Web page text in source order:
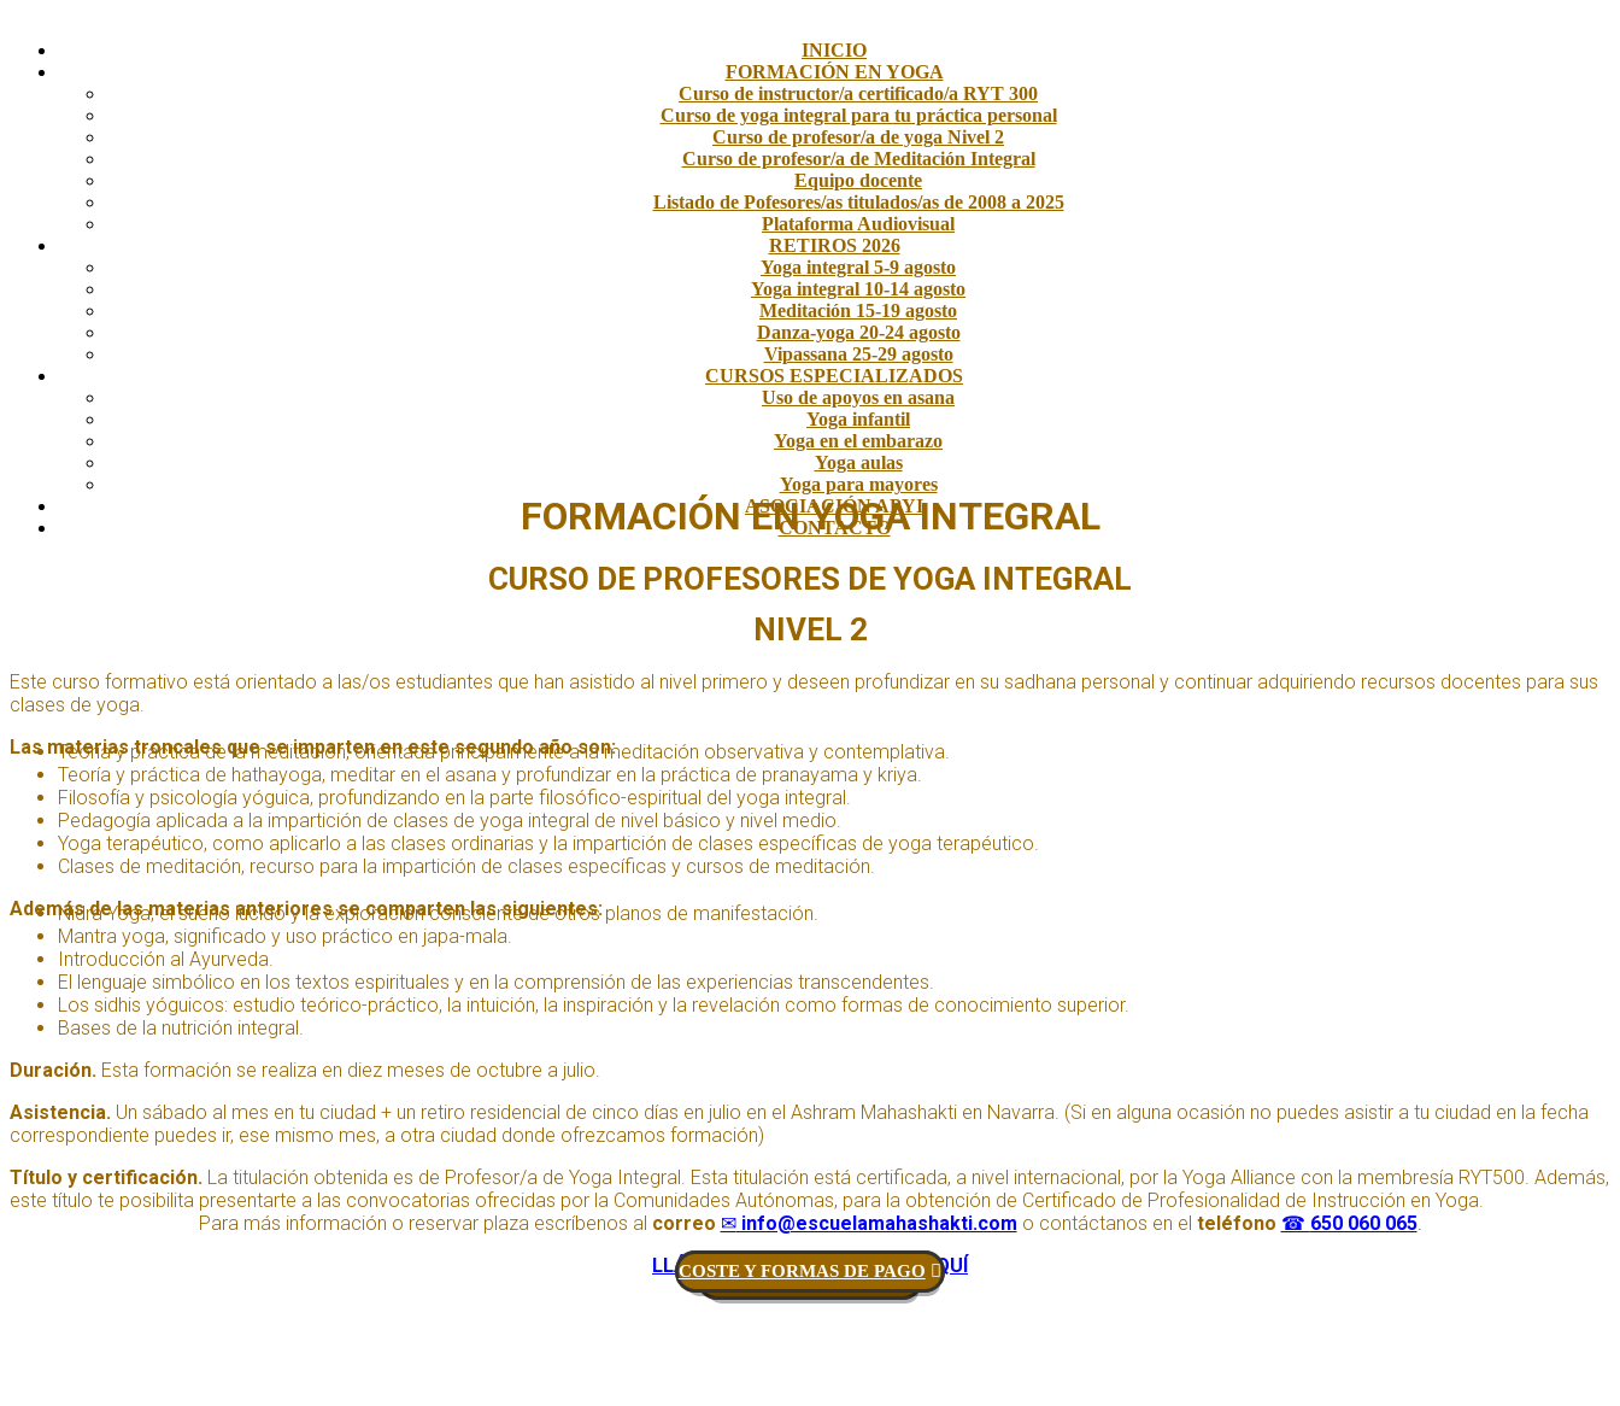
INICIO
FORMACIÓN EN YOGA
Curso de instructor/a certificado/a RYT 300
Curso de yoga integral para tu práctica personal
Curso de profesor/a de yoga Nivel 2
Curso de profesor/a de Meditación Integral
Equipo docente
Listado de Pofesores/as titulados/as de 2008 a 2025
Plataforma Audiovisual
RETIROS 2026
Yoga integral 5-9 agosto
Yoga integral 10-14 agosto
Meditación 15-19 agosto
Danza-yoga 20-24 agosto
Vipassana 25-29 agosto
CURSOS ESPECIALIZADOS
Uso de apoyos en asana
Yoga infantil
Yoga en el embarazo
Yoga aulas
Yoga para mayores
ASOCIACIÓN APYI
CONTACTO
FORMACIÓN EN YOGA INTEGRAL
CURSO DE PROFESORES DE YOGA INTEGRAL
NIVEL 2
Este curso formativo está orientado a las/os estudiantes que han asistido al nivel primero y deseen profundizar en su sadhana personal y continuar adquiriendo recursos docentes para sus
clases de yoga.
Las materias troncales que se imparten en este segundo año son:
Teoría y práctica de la meditación, orientada principalmente a la meditación observativa y contemplativa.
Teoría y práctica de hathayoga, meditar en el asana y profundizar en la práctica de pranayama y kriya.
Filosofía y psicología yóguica, profundizando en la parte filosófico-espiritual del yoga integral.
Pedagogía aplicada a la impartición de clases de yoga integral de nivel básico y nivel medio.
Yoga terapéutico, como aplicarlo a las clases ordinarias y la impartición de clases específicas de yoga terapéutico.
Clases de meditación, recurso para la impartición de clases específicas y cursos de meditación.
Además de las materias anteriores se comparten las siguientes:
Nidra Yoga, el sueño lúcido y la exploración consciente de otros planos de manifestación.
Mantra yoga, significado y uso práctico en japa-mala.
Introducción al Ayurveda.
El lenguaje simbólico en los textos espirituales y en la comprensión de las experiencias transcendentes.
Los sidhis yóguicos: estudio teórico-práctico, la intuición, la inspiración y la revelación como formas de conocimiento superior.
Bases de la nutrición integral.
Duración. Esta formación se realiza en diez meses de octubre a julio.
Asistencia. Un sábado al mes en tu ciudad + un retiro residencial de cinco días en julio en el Ashram Mahashakti en Navarra. (Si en alguna ocasión no puedes asistir a tu ciudad en la fecha
correspondiente puedes ir, ese mismo mes, a otra ciudad donde ofrezcamos formación)
Título y certificación. La titulación obtenida es de Profesor/a de Yoga Integral. Esta titulación está certificada, a nivel internacional, por la Yoga Alliance con la membresía RYT500. Además,
este título te posibilita presentarte a las convocatorias ofrecidas por la Comunidades Autónomas, para la obtención de Certificado de Profesionalidad de Instrucción en Yoga.
Para más información o reservar plaza escríbenos al correo ✉︎info@escuelamahashakti.com o contáctanos en el teléfono ☎︎ 650 060 065.
LLÁMANOS HACIENDO CLICK AQUÍ
CALENDARIOS 2025-26
COSTE Y FORMAS DE PAGO